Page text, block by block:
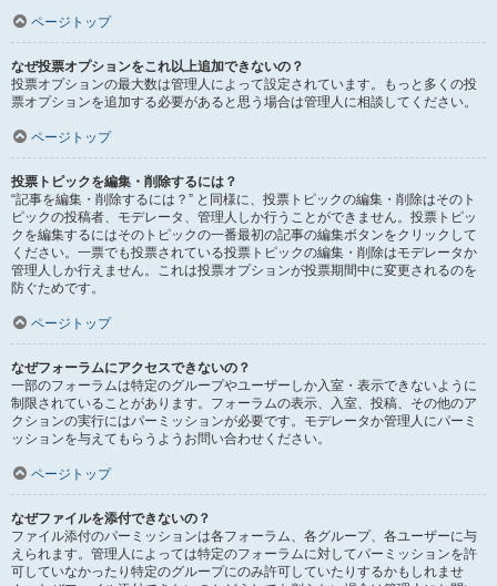
ページトップ
なぜ投票オプションをこれ以上追加できないの？
投票オプションの最大数は管理人によって設定されています。もっと多くの投
票オプションを追加する必要があると思う場合は管理人に相談してください。
ページトップ
投票トピックを編集・削除するには？
“記事を編集・削除するには？” と同様に、投票トピックの編集・削除はそのト
ピックの投稿者、モデレータ、管理人しか行うことができません。投票トピッ
クを編集するにはそのトピックの一番最初の記事の編集ボタンをクリックして
ください。一票でも投票されている投票トピックの編集・削除はモデレータか
管理人しか行えません。これは投票オプションが投票期間中に変更されるのを
防ぐためです。
ページトップ
なぜフォーラムにアクセスできないの？
一部のフォーラムは特定のグループやユーザーしか入室・表示できないように
制限されていることがあります。フォーラムの表示、入室、投稿、その他のア
クションの実行にはパーミッションが必要です。モデレータか管理人にパーミ
ッションを与えてもらうようお問い合わせください。
ページトップ
なぜファイルを添付できないの？
ファイル添付のパーミッションは各フォーラム、各グループ、各ユーザーに与
えられます。管理人によっては特定のフォーラムに対してパーミッションを許
可していなかったり特定のグループにのみ許可していたりするかもしれませ